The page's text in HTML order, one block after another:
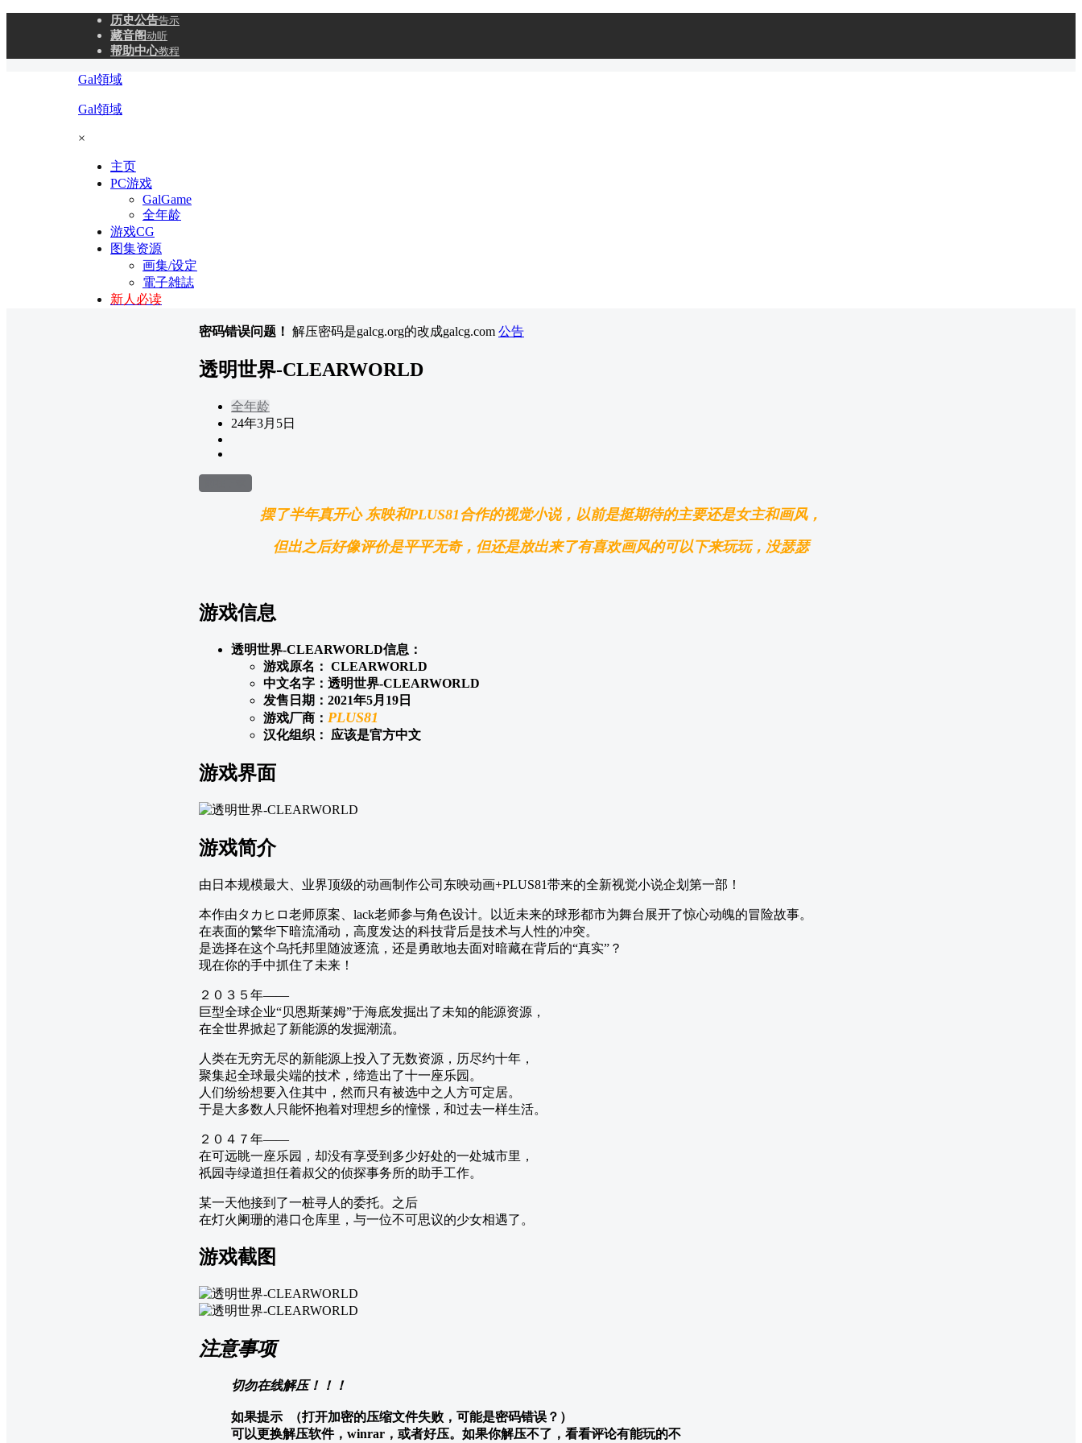
历史公告告示
藏音阁动听
帮助中心教程
Gal領域
Gal領域
×
主页
PC游戏
GalGame
全年龄
游戏CG
图集资源
画集/设定
電子雑誌
新人必读
密码错误问题！ 解压密码是galcg.org的改成galcg.com 公告
透明世界-CLEARWORLD
全年龄
24年3月5日
摆了半年真开心 东映和PLUS81合作的视觉小说，以前是挺期待的主要还是女主和画风，
但出之后好像评价是平平无奇，但还是放出来了有喜欢画风的可以下来玩玩，没瑟瑟
游戏信息
透明世界-CLEARWORLD信息：
游戏原名： CLEARWORLD
中文名字：透明世界-CLEARWORLD
发售日期：2021年5月19日
游戏厂商： PLUS81
汉化组织： 应该是官方中文
游戏界面
游戏简介
由日本规模最大、业界顶级的动画制作公司东映动画+PLUS81带来的全新视觉小说企划第一部！
本作由タカヒロ老师原案、lack老师参与角色设计。以近未来的球形都市为舞台展开了惊心动魄的冒险故事。
在表面的繁华下暗流涌动，高度发达的科技背后是技术与人性的冲突。
是选择在这个乌托邦里随波逐流，还是勇敢地去面对暗藏在背后的“真实”？
现在你的手中抓住了未来！
２０３５年――
巨型全球企业“贝恩斯莱姆”于海底发掘出了未知的能源资源，
在全世界掀起了新能源的发掘潮流。
人类在无穷无尽的新能源上投入了无数资源，历尽约十年，
聚集起全球最尖端的技术，缔造出了十一座乐园。
人们纷纷想要入住其中，然而只有被选中之人方可定居。
于是大多数人只能怀抱着对理想乡的憧憬，和过去一样生活。
２０４７年――
在可远眺一座乐园，却没有享受到多少好处的一处城市里，
祇园寺绿道担任着叔父的侦探事务所的助手工作。
某一天他接到了一桩寻人的委托。之后
在灯火阑珊的港口仓库里，与一位不可思议的少女相遇了。
游戏截图
注意事项
切勿在线解压！！！
如果提示 （打开加密的压缩文件失败，可能是密码错误？）
可以更换解压软件，winrar，或者好压。如果你解压不了，看看评论有能玩的不